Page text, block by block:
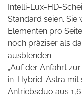
Intelli-Lux-HD-
Standard seien. Sie
Elementen pro
noch präziser als
ausblenden.
„Auf der Anfahrt
in-Hybrid-Astra mit
Antriebsduo aus